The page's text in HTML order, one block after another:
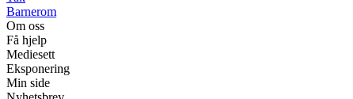
Barnerom
Om oss
Få hjelp
Mediesett
Eksponering
Min side